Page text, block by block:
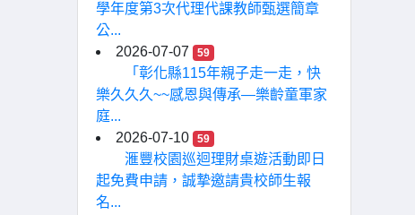
學年度第3次代理代課教師甄選簡章
公...
2026-07-07
59
「彰化縣115年親子走一走，快
樂久久久~~感恩與傳承—樂齡童軍家
庭...
2026-07-10
59
滙豐校園巡迴理財桌遊活動即日
起免費申請，誠摯邀請貴校師生報
名...